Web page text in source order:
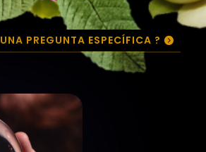
UNA PREGUNTA ESPECÍFICA ?